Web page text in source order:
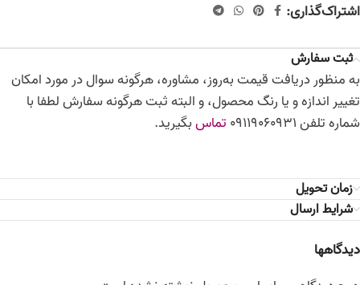
اشتراک‌گذاری:
ثبت سفارش
به منظور دریافت قیمت به‌روز، مشاوره، هرگونه سوال در مورد امکان
تغییر اندازه و یا رنگ محصول، و البته ثبت هرگونه سفارش لطفا با
شماره تلفن 09119060931
تماسبگیرید.
زمان تحویل
شرایط ارسال
دیدگاهها